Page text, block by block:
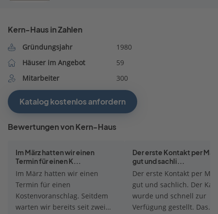
Kern-Haus in Zahlen
Gründungsjahr
1980
Häuser im Angebot
59
Mitarbeiter
300
Katalog kostenlos anfordern
Bewertungen von Kern-Haus
Im März hatten wir einen
Termin für einen K...
Im März hatten wir einen
Termin für einen
Kostenvoranschlag. Seitdem
warten wir bereits seit zwei
Der erste Kontakt per
gut und sachli...
Der erste Kontakt per
gut und sachlich. Der
wurde und schnell zur
Verfügung gestellt. Das